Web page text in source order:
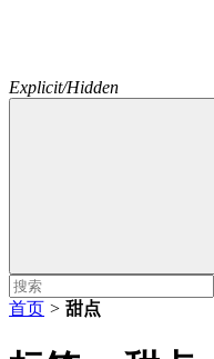
Explicit/Hidden
首页 > 甜点